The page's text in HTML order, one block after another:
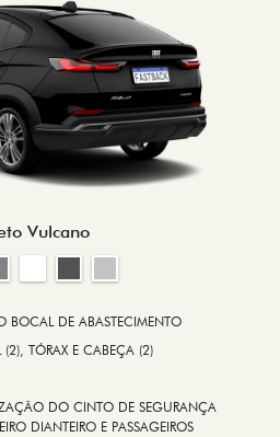
Vulcano
BOCAL DE ABASTECIMENTO
(2), TÓRAX E CABEÇA (2)
DO CINTO DE SEGURANÇA
DIANTEIRO E PASSAGEIROS